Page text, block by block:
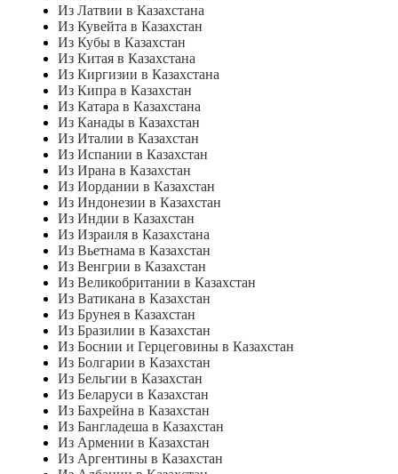
Из Латвии в Казахстана
Из Кувейта в Казахстан
Из Кубы в Казахстан
Из Китая в Казахстана
Из Киргизии в Казахстана
Из Кипра в Казахстан
Из Катара в Казахстана
Из Канады в Казахстан
Из Италии в Казахстан
Из Испании в Казахстан
Из Ирана в Казахстан
Из Иордании в Казахстан
Из Индонезии в Казахстан
Из Индии в Казахстан
Из Израиля в Казахстана
Из Вьетнама в Казахстан
Из Венгрии в Казахстан
Из Великобритании в Казахстан
Из Ватикана в Казахстан
Из Брунея в Казахстан
Из Бразилии в Казахстан
Из Боснии и Герцеговины в Казахстан
Из Болгарии в Казахстан
Из Бельгии в Казахстан
Из Беларуси в Казахстан
Из Бахрейна в Казахстан
Из Бангладеша в Казахстан
Из Армении в Казахстан
Из Аргентины в Казахстан